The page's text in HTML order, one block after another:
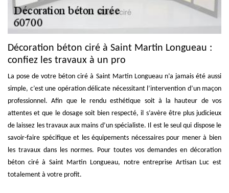
Décoration béton ciré à Saint Martin Longueau :
confiez les travaux à un pro
La pose de votre béton ciré à Saint Martin Longueau n’a jamais été aussi
simple, c’est une opération délicate nécessitant l’intervention d’un maçon
professionnel. Afin que le rendu esthétique soit à la hauteur de vos
attentes et que le dosage soit bien respecté, il s’avère être plus judicieux
de laissez les travaux aux mains d’un spécialiste. Il est le seul qui dispose le
savoir-faire spécifique et les équipements nécessaires pour mener à bien
les travaux dans les normes. Pour toutes vos demandes en décoration
béton ciré à Saint Martin Longueau, notre entreprise Artisan Luc est
totalement à votre profit.